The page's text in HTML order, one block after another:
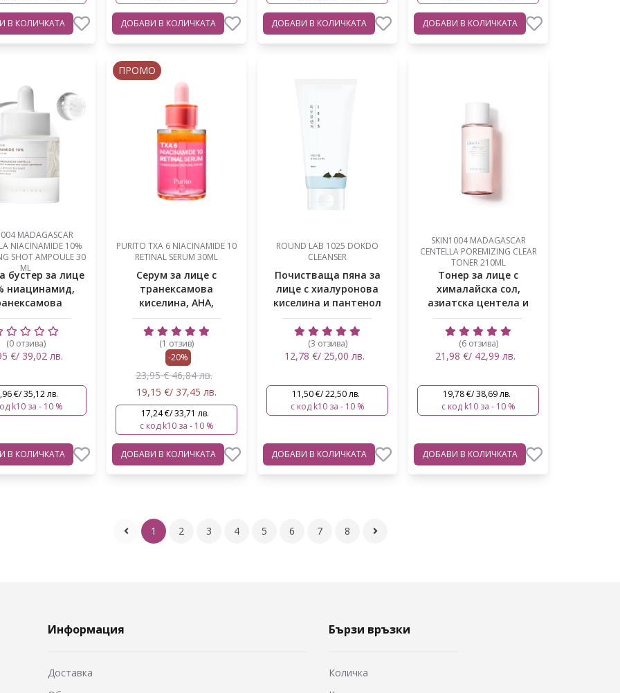
В КОЛИЧКАТА ДОБАВИ В КОЛИЧКАТА ДОБАВИ В КОЛИЧКАТА ДОБАВИ В КОЛИЧКАТА
MADAGASCAR
NIACINAMIDE 10%
SHOT AMPOULE 30
ML
бустер за лице
ниацинамид,
сп...
(0 отзива)
€/ 39,02 лв.
€/ 35,12 лв.
k10 за - 10 %
В КОЛИЧКАТА
ПРОМО
PURITO TXA 6 NIACINAMIDE 10
RETINAL SERUM 30ML
Серум за лице с
транексамова
киселина, АНА,
ниацинамид и ретинал
(1 отзив)
-20%
23,95 € 46,84 лв.
19,15 €/ 37,45 лв.
17,24 €/ 33,71 лв.
с код k10 за - 10 %
ДОБАВИ В КОЛИЧКАТА
ROUND LAB 1025 DOKDO
CLEANSER
Почистваща пяна за
лице с хиалуронова
киселина и пантенол
(3 отзива)
12,78 €/ 25,00 лв.
11,50 €/ 22,50 лв.
с код k10 за - 10 %
ДОБАВИ В КОЛИЧКАТА
SKIN1004 MADAGASCAR
CENTELLA POREMIZING CLEAR
TONER 210ML
Тонер за лице с
хималайска сол,
азиатска центела и
AHA, BHA, PHA...
(6 отзива)
21,98 €/ 42,99 лв.
19,78 €/ 38,69 лв.
с код k10 за - 10 %
ДОБАВИ В КОЛИЧКАТА
1 2 3 4 5 6 7 8
Информация
Доставка
Бързи връзки
Количка